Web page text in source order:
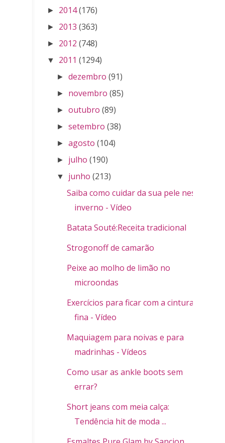
► 2014(176)
► 2013 (363)
► 2012 (748)
▼ 2011 (1294)
►dezembro (91)
► novembro (85)
►outubro (89)
►setembro (38)
►agosto (104)
► julho (190)
▼ junho (213)
Saiba como cuidar da sua pele nesse
inverno - Vídeo
Batata Souté:Receita tradicional
Strogonoff de camarão
Peixe ao molho de limão no
microondas
Exercícios para ficar com a cintura
fina - Vídeo
Maquiagem para noivas e para
madrinhas - Vídeos
Como usar as ankle boots sem
errar?
Short jeans com meia calça:
Tendência hit de moda ...